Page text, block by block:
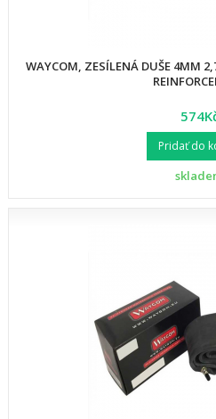
WAYCOM, ZESÍLENÁ DUŠE 4MM
Pridať do